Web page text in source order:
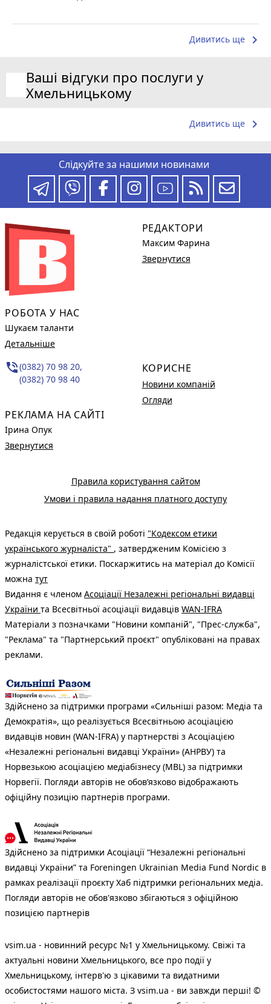
Дивитись ще keyboard_arrow_right
Ваші відгуки про послуги у
Хмельницькому
Дивитись ще keyboard_arrow_right
Слідкуйте за нашими новинами
РОБОТА У НАС
Шукаєм таланти
Детальніше
phone_in_talk(0382) 70 98 20,
(0382) 70 98 40
РЕКЛАМА НА САЙТІ
Ірина Опук
Звернутися
РЕДАКТОРИ
Максим Фарина
Звернутися
КОРИСНЕ
Новини компаній
Огляди
Правила користування сайтом
Умови і правила надання платного доступу
Редакція керується в своїй роботі "Кодексом етики
українського журналіста" , затвердженим Комісією з
журналістської етики. Поскаржитись на матеріал до Комісії
можна тут
Видання є членом Асоціації Незалежні регіональні видавці
України та Всесвітньої асоціації видавців WAN-IFRA
Матеріали з позначками "Новини компаній", "Прес-служба",
"Реклама" та "Партнерський проєкт" опубліковані на правах
реклами.
Здійснено за підтримки програми «Сильніші разом: Медіа та
Демократія», що реалізується Всесвітньою асоціацією
видавців новин (WAN-IFRA) у партнерстві з Асоціацією
«Незалежні регіональні видавці України» (АНРВУ) та
Норвезькою асоціацією медіабізнесу (MBL) за підтримки
Норвегії. Погляди авторів не обов’язково відображають
офіційну позицію партнерів програми.
Здійснено за підтримки Асоціації “Незалежні регіональні
видавці України” та Foreningen Ukrainian Media Fund Nordic в
рамках реалізації проєкту Хаб підтримки регіональних медіа.
Погляди авторів не обов'язково збігаються з офіційною
позицією партнерів
vsim.ua - новинний ресурс №1 у Хмельницькому. Свіжі та
актуальні новини Хмельницького, все про події у
Хмельницькому, інтерв'ю з цікавими та видатними
особистостями нашого міста. З vsim.ua - ви завжди перші! ©